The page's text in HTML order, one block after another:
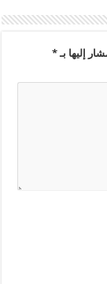
إليها بـ*